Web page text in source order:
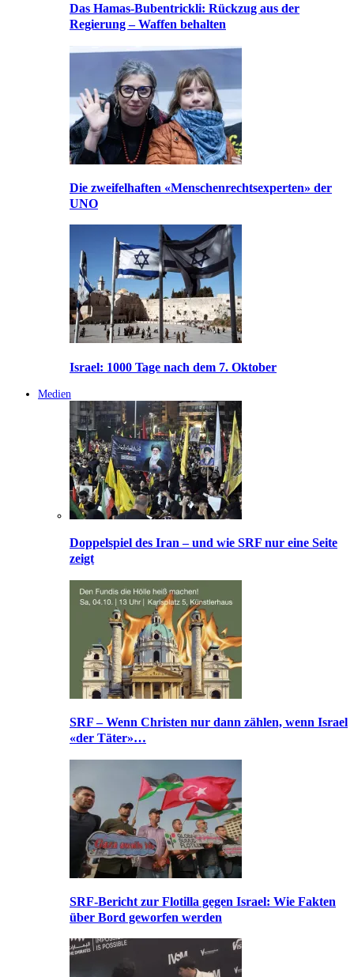
Das Hamas-Bubentrickli: Rückzug aus der
Regierung – Waffen behalten
Die zweifelhaften «Menschenrechtsexperten» der
UNO
Israel: 1000 Tage nach dem 7. Oktober
Medien
Doppelspiel des Iran – und wie SRF nur eine Seite
zeigt
SRF – Wenn Christen nur dann zählen, wenn Israel
«der Täter»…
SRF-Bericht zur Flotilla gegen Israel: Wie Fakten
über Bord geworfen werden